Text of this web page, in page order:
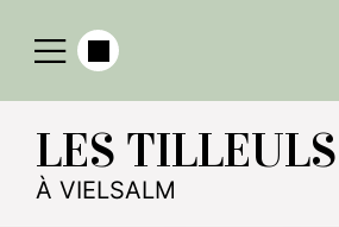
LES TILLEULS
À VIELSALM